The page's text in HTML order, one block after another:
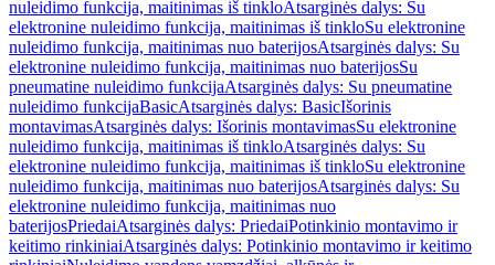
nuleidimo funkcija, maitinimas iš tinkloAtsarginės dalys: Su
elektronine nuleidimo funkcija, maitinimas iš tinkloSu elektronine
nuleidimo funkcija, maitinimas nuo baterijosAtsarginės dalys: Su
elektronine nuleidimo funkcija, maitinimas nuo baterijosSu
pneumatine nuleidimo funkcijaAtsarginės dalys: Su pneumatine
nuleidimo funkcijaBasicAtsarginės dalys: BasicIšorinis
montavimasAtsarginės dalys: Išorinis montavimasSu elektronine
nuleidimo funkcija, maitinimas iš tinkloAtsarginės dalys: Su
elektronine nuleidimo funkcija, maitinimas iš tinkloSu elektronine
nuleidimo funkcija, maitinimas nuo baterijosAtsarginės dalys: Su
elektronine nuleidimo funkcija, maitinimas nuo
baterijosPriedaiAtsarginės dalys: PriedaiPotinkinio montavimo ir
keitimo rinkiniaiAtsarginės dalys: Potinkinio montavimo ir keitimo